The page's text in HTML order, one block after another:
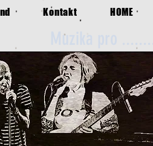
Kontakt HOME
Muzika pro ........